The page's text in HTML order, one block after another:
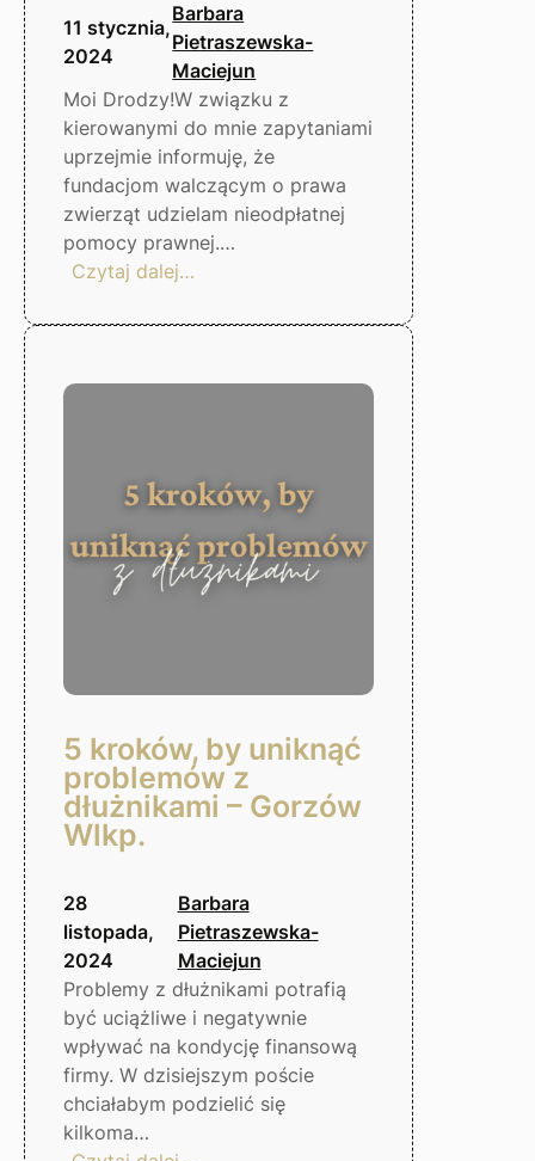
11 stycznia,
2024
Barbara
Pietraszewska-
Maciejun
Moi Drodzy!W związku z
kierowanymi do mnie zapytaniami
uprzejmie informuję, że
fundacjom walczącym o prawa
zwierząt udzielam nieodpłatnej
pomocy prawnej.…
Czytaj dalej…
bono
fundacji
5 kroków, by uniknąć
problemów z
dłużnikami – Gorzów
Wlkp.
28
listopada,
2024
Barbara
Pietraszewska-
Maciejun
Problemy z dłużnikami potrafią
być uciążliwe i negatywnie
wpływać na kondycję finansową
firmy. W dzisiejszym poście
chciałabym podzielić się
kilkoma…